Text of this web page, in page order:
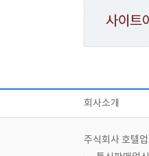
회사소개
주식회사 호텔업